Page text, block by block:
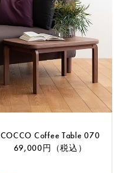
COCCO Coffee Table 070
69,000円（税込）